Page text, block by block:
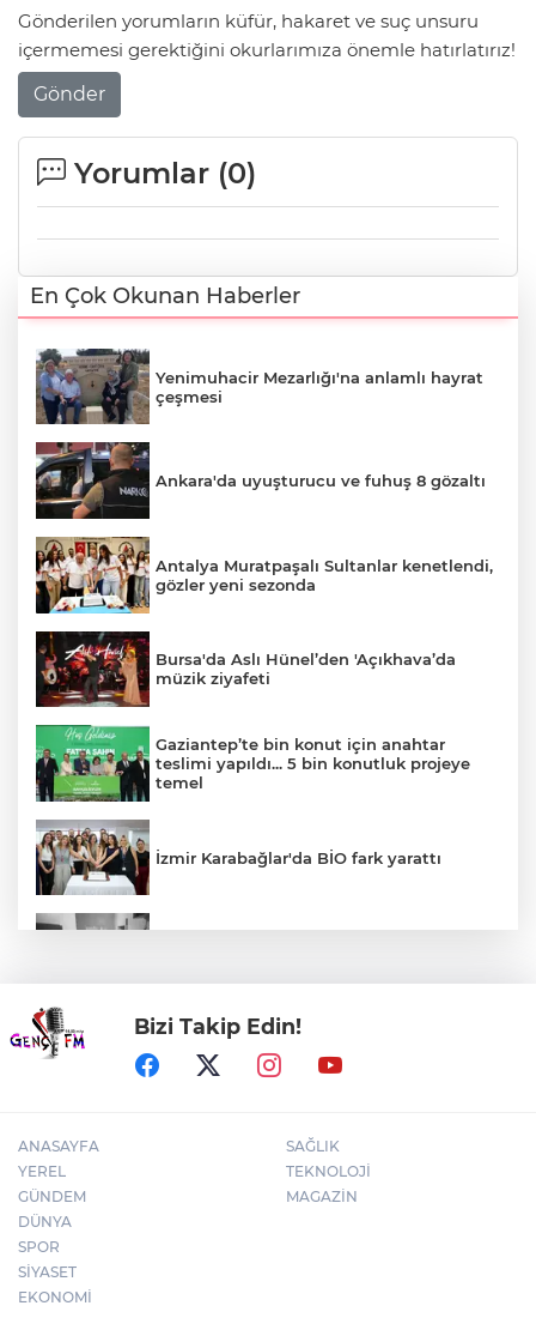
Gönderilen yorumların küfür, hakaret ve suç unsuru
içermemesi gerektiğini okurlarımıza önemle hatırlatırız!
Gönder
Yorumlar (0)
En Çok Okunan Haberler
Yenimuhacir Mezarlığı'na anlamlı hayrat
çeşmesi
Ankara'da uyuşturucu ve fuhuş 8 gözaltı
Antalya Muratpaşalı Sultanlar kenetlendi,
gözler yeni sezonda
Bursa'da Aslı Hünel’den 'Açıkhava’da
müzik ziyafeti
Gaziantep’te bin konut için anahtar
teslimi yapıldı... 5 bin konutluk projeye
temel
İzmir Karabağlar'da BİO fark yarattı
Bursa Yıldırım'da çocuklar hem öğreniyor
hem eğleniyor
Bizi Takip Edin!
ANASAYFA
YEREL
GÜNDEM
DÜNYA
SPOR
SİYASET
EKONOMİ
SAĞLIK
TEKNOLOJİ
MAGAZİN